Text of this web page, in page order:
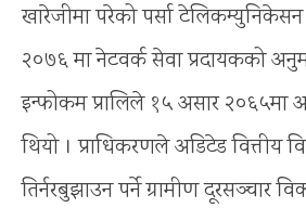
खारेजीमा परेको पर्सा
२०७६ मा नेटवर्क सेवा प्रदायकको
इन्फोकम प्रालिले १५ असार २०६५मा
थियो । प्राधिकरणले अडिटेड वित्तीय
तिर्नरबुझाउन पर्ने ग्रामीण दूरसञ्चार